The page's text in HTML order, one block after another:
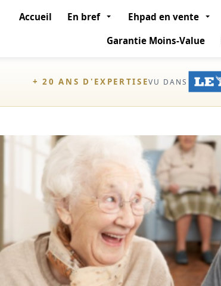
Accueil En bref Ehpad en vente
Garantie Moins-Value
+ 20 ANS D'EXPERTISEVU DANS